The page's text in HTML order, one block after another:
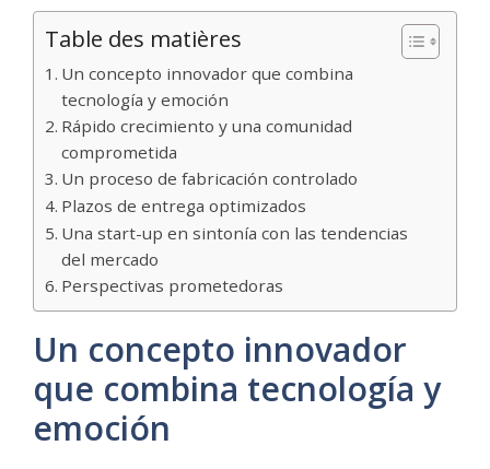
Table des matières
Un concepto innovador que combina
tecnología y emoción
Rápido crecimiento y una comunidad
comprometida
Un proceso de fabricación controlado
Plazos de entrega optimizados
Una start-up en sintonía con las tendencias
del mercado
Perspectivas prometedoras
Un concepto innovador
que combina tecnología y
emoción